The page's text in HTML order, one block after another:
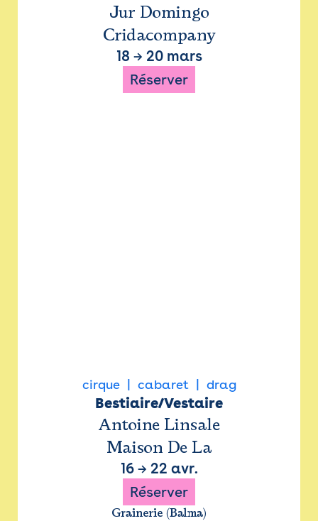
Jur Domingo
Cridacompany
18 → 20 mars
Réserver
cirque cabaret drag
Bestiaire/Vestaire
Antoine Linsale
Maison De La
16→ 22 avr.
Réserver
Grainerie (Balma)